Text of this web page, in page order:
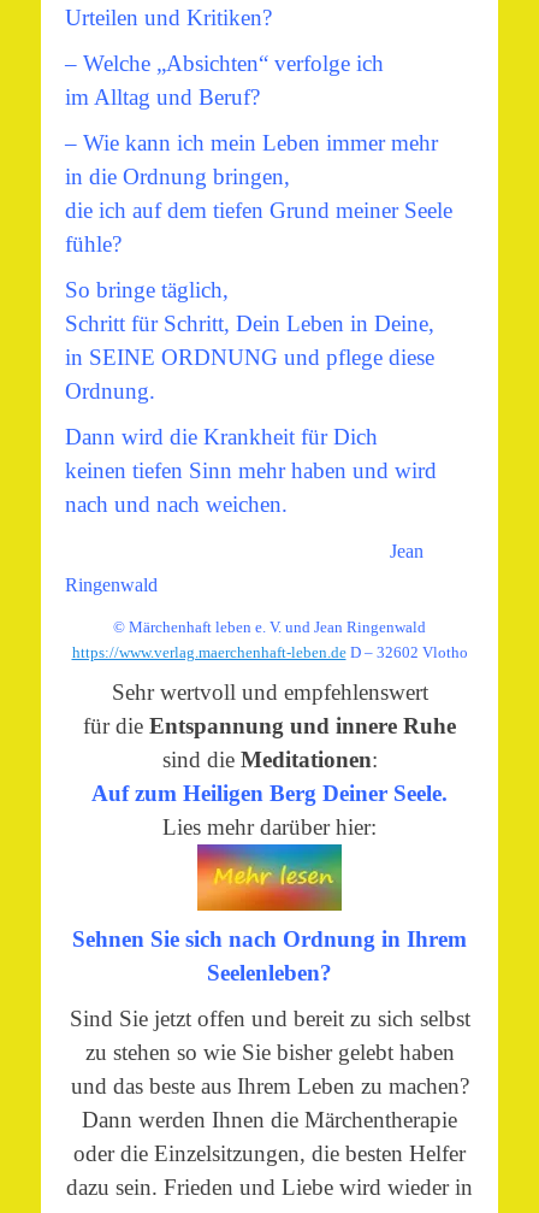
Urteilen und Kritiken?
– Welche „Absichten“ verfolge ich
im Alltag und Beruf?
– Wie kann ich mein Leben immer mehr
in die Ordnung bringen,
die ich auf dem tiefen Grund meiner Seele
fühle?
So bringe täglich,
Schritt für Schritt, Dein Leben in Deine,
in SEINE ORDNUNG und pflege diese
Ordnung.
Dann wird die Krankheit für Dich
keinen tiefen Sinn mehr haben und wird
nach und nach weichen.
Jean
Ringenwald
© Märchenhaft leben e. V. und Jean Ringenwald
https://www.verlag.maerchenhaft-leben.deD – 32602 Vlotho
Sehr wertvoll und empfehlenswert
für die Entspannung und innere Ruhe
sind die Meditationen:
Auf zum Heiligen Berg Deiner Seele.
Lies mehr darüber hier:
Sehnen Sie sich nach Ordnung in Ihrem
Seelenleben?
Sind Sie jetzt offen und bereit zu sich selbst
zu stehen so wie Sie bisher gelebt haben
und das beste aus Ihrem Leben zu machen?
Dann werden Ihnen die Märchentherapie
oder die Einzelsitzungen, die besten Helfer
dazu sein. Frieden und Liebe wird wieder in